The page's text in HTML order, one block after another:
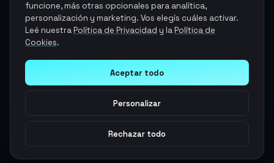
funcione, más otras opcionales para analítica,
personalización y marketing. Vos elegís cuáles activar.
Leé nuestraPolítica de Privacidad y laPolítica de
Cookies.
Aceptar todo
Personalizar
Rechazar todo